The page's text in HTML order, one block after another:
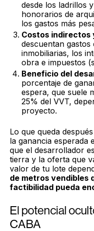
desde los ladrillos
honorarios de
los gastos más
Costos indirectos
descuentan
inmobiliarias, los
obra e impuestos
Beneficio del
porcentaje de
espera, que suele
25% del VVT,
proyecto.
Lo que queda
la ganancia esperada
que el desarrollador
tierra y la oferta que
valor de tu lote
de metros vendibles
factibilidad pueda
El potencial
CABA